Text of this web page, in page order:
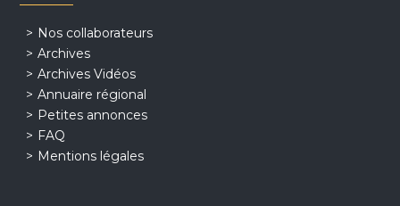
Nos collaborateurs
Archives
Archives Vidéos
Annuaire régional
Petites annonces
FAQ
Mentions légales